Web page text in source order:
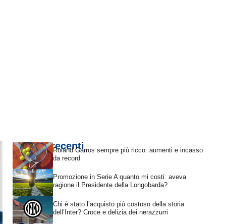
Articoli recentiRoland Garros sempre più ricco: aumenti e incasso
da record
Promozione in Serie A quanto mi costi: aveva
ragione il Presidente della Longobarda?
Chi è stato l’acquisto più costoso della storia
dell’Inter? Croce e delizia dei nerazzurri